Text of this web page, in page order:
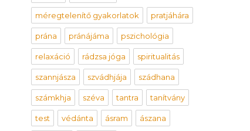
méregtelenítő gyakorlatok pratjáhára
prána pránájáma pszichológia
relaxáció rádzsa jóga spiritualitás
szannjásza szvádhjája szádhana
számkhja széva tantra tanítvány
test védánta ásram ászana